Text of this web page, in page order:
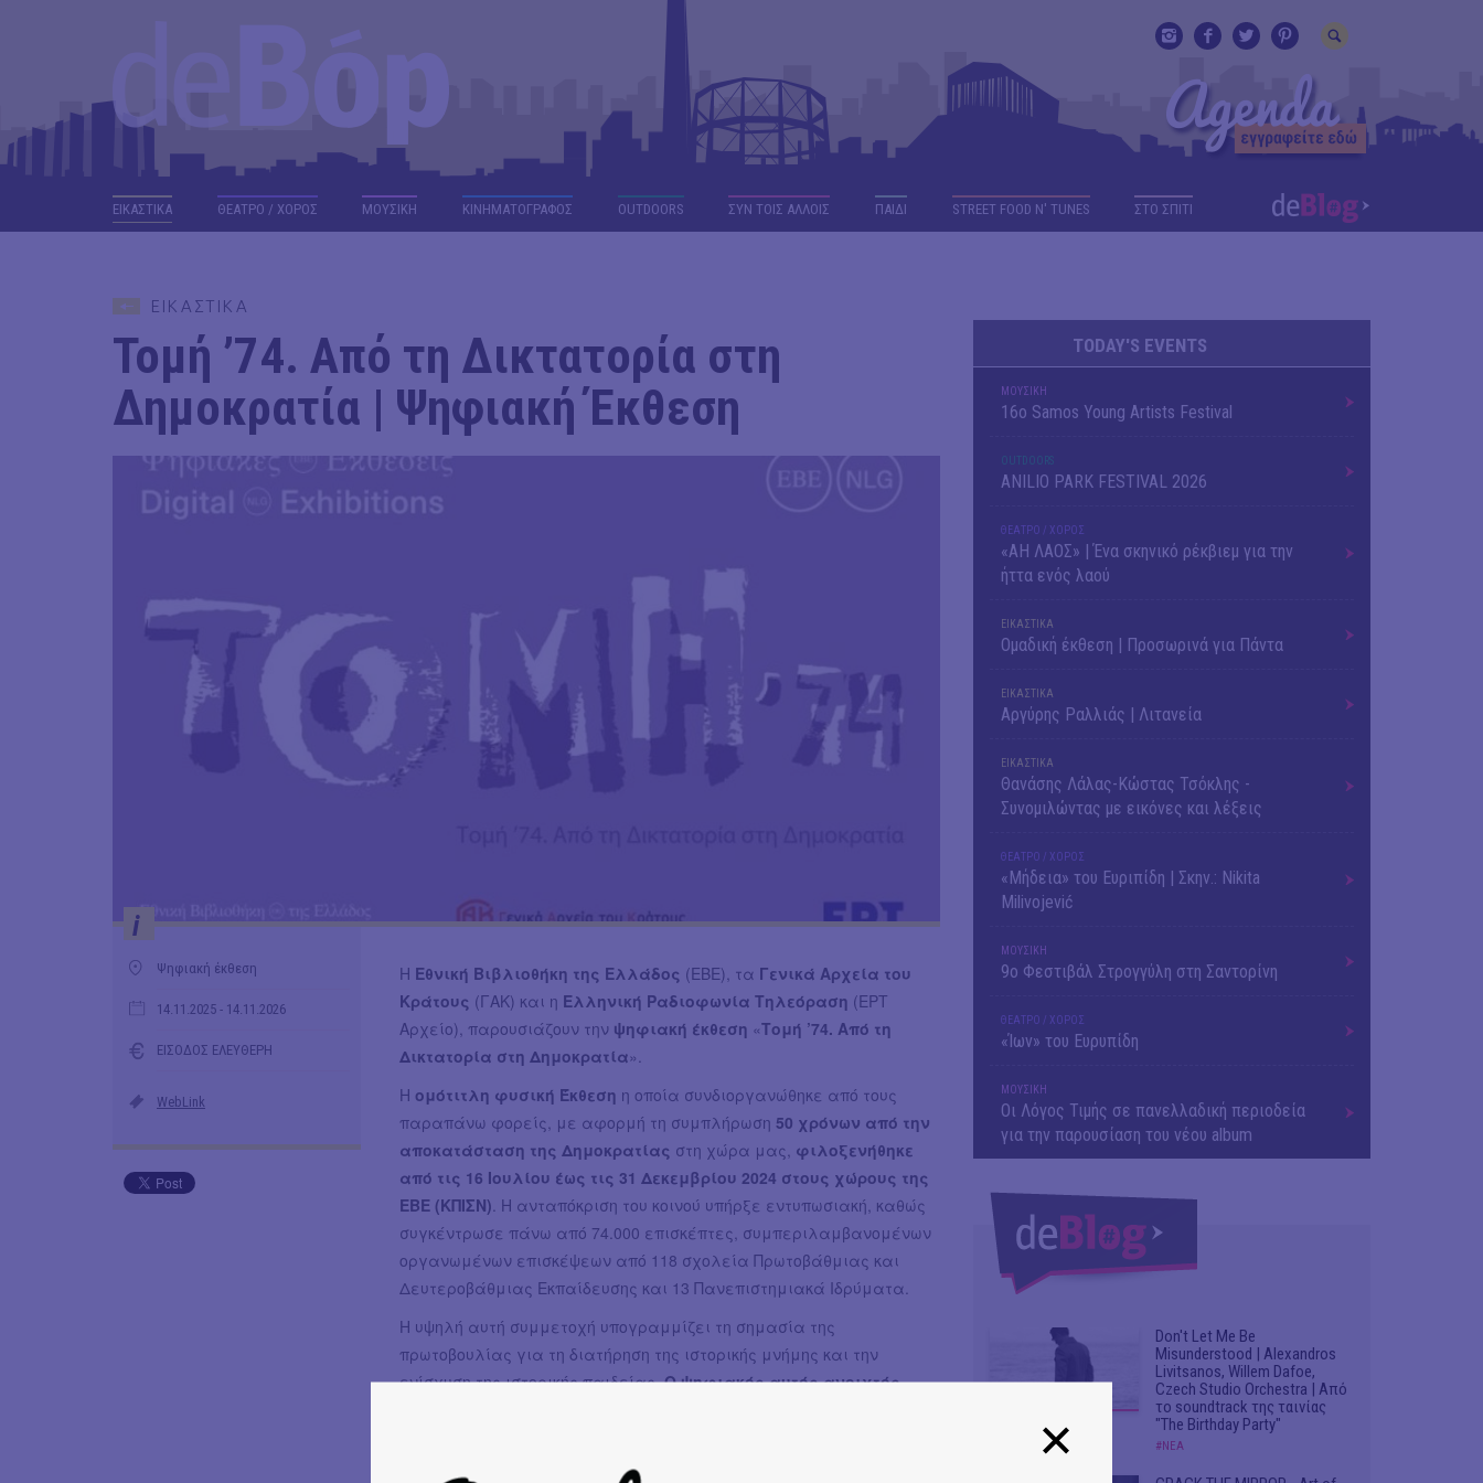
ΕΙΚΑΣΤΙΚΑ ΘΕΑΤΡΟ / ΧΟΡΟΣ ΜΟΥΣΙΚΗ ΚΙΝΗΜΑΤΟΓΡΑΦΟΣ OUTDΟORS ΣΥΝ ΤΟΙΣ ΑΛΛΟΙΣ ΠΑΙΔΙ STREET FOOD N' TUNES ΣΤΟ ΣΠΙΤΙ
ΕΙΚΑΣΤΙΚΑ
Τομή ’74. Από τη Δικτατορία στη
Δημοκρατία | Ψηφιακή Έκθεση
i
Ψηφιακή έκθεση
14.11.2025 - 14.11.2026
ΕΙΣΟΔΟΣ ΕΛΕΥΘΕΡΗ
WebLink
Η Εθνική Βιβλιοθήκη της Ελλάδος (ΕΒΕ), τα Γενικά Αρχεία του
Κράτους (ΓΑΚ) και η Ελληνική Ραδιοφωνία Τηλεόραση (ΕΡΤ
Αρχείο), παρουσιάζουν την ψηφιακή έκθεση «Τομή ’74. Από τη
Δικτατορία στη Δημοκρατία».
Η ομότιτλη φυσική Έκθεση η οποία συνδιοργανώθηκε από τους
παραπάνω φορείς, με αφορμή τη συμπλήρωση 50 χρόνων από την
αποκατάσταση της Δημοκρατίας στη χώρα μας, φιλοξενήθηκε
από τις 16 Ιουλίου έως τις 31 Δεκεμβρίου 2024 στους χώρους της
ΕΒΕ (ΚΠΙΣΝ) . Η ανταπόκριση του κοινού υπήρξε εντυπωσιακή, καθώς
συγκέντρωσε πάνω από 74.000 επισκέπτες, συμπεριλαμβανομένων
οργανωμένων επισκέψεων από 118 σχολεία Πρωτοβάθμιας και
Δευτεροβάθμιας Εκπαίδευσης και 13 Πανεπιστημιακά Ιδρύματα.
Η υψηλή αυτή συμμετοχή υπογραμμίζει τη σημασία της
πρωτοβουλίας για τη διατήρηση της ιστορικής μνήμης και την
ενίσχυση της ιστορικής παιδείας.Ο ψηφιακός αυτός ανοιχτός
του Τύπου, υλικό που προέρχεται κατά κύριο λόγο από τους
TODAY'S EVENTS
ΜΟΥΣΙΚΗ
16o Samos Young Artists Festival
OUTDΟORS
ANILIO PARK FESTIVAL 2026
ΘΕΑΤΡΟ / ΧΟΡΟΣ
«ΑΗ ΛΑΟΣ» | Ένα σκηνικό ρέκβιεμ για την
ήττα ενός λαού
ΕΙΚΑΣΤΙΚΑ
Ομαδική έκθεση | Προσωρινά για Πάντα
ΕΙΚΑΣΤΙΚΑ
Αργύρης Ραλλιάς | Λιτανεία
ΕΙΚΑΣΤΙΚΑ
Θανάσης Λάλας-Κώστας Τσόκλης -
Συνομιλώντας με εικόνες και λέξεις
ΘΕΑΤΡΟ / ΧΟΡΟΣ
«Μήδεια» του Ευριπίδη | Σκην.: Nikita
Milivojević
ΜΟΥΣΙΚΗ
9o Φεστιβάλ Στρογγύλη στη Σαντορίνη
ΘΕΑΤΡΟ / ΧΟΡΟΣ
«Ίων» του Ευρυπίδη
ΜΟΥΣΙΚΗ
Οι Λόγος Τιμής σε πανελλαδική περιοδεία
για την παρουσίαση του νέου album
Don't Let Me Be
Misunderstood | Alexandros
Livitsanos, Willem Dafoe,
Czech Studio Orchestra | Από
το soundtrack της ταινίας
"The Birthday Party"
#ΝΕΑ